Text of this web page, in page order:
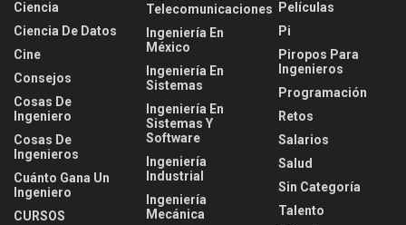
Ciencia
Ciencia De Datos
Cine
Consejos
Cosas De
Ingeniero
Cosas De
Ingenieros
Cuánto Gana Un
Ingeniero
CURSOS
Telecomunicaciones
Ingeniería En
México
Ingeniería En
Sistemas
Ingeniería En
Sistemas Y
Software
Ingeniería
Industrial
Ingeniería
Mecánica
Películas
Pi
Piropos Para
Ingenieros
Programación
Retos
Salarios
Salud
Sin Categoría
Talento